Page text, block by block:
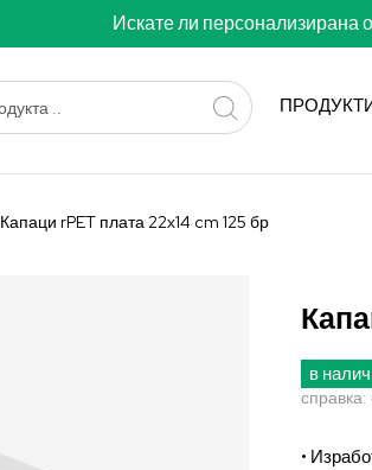
Искате ли
Капаци rPET плата 22x14 cm 125 бр
в
справка:
•